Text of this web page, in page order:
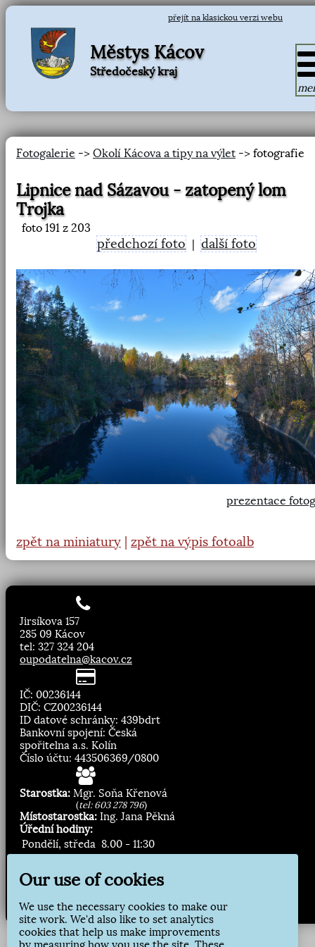
přejít na klasickou verzi webu
Městys Kácov
Středočeský kraj
Fotogalerie -> Okolí Kácova a tipy na výlet -> fotografie
Lipnice nad Sázavou - zatopený lom
Trojka
foto 191 z 203
předchozí foto |další foto
prezentace
zpět na miniatury | zpět na výpis fotoalb
Jirsíkova 157
285 09 Kácov
tel: 327 324 204
oupodatelna@kacov.cz
IČ: 00236144
DIČ: CZ00236144
ID datové schránky: 439bdrt
Bankovní spojení: Česká
spořitelna a.s. Kolín
Číslo účtu: 443506369/0800
Starostka: Mgr. Soňa Křenová
(tel: 603 278 796)
Místostarostka: Ing. Jana Pěkná
Úřední hodiny:
Pondělí, středa 8.00 - 11:30
Přihlásit odběr
Our use of cookies
We use the necessary cookies to make our
site work. We'd also like to set analytics
cookies that help us make improvements